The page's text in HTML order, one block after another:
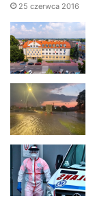
25 czerwca 2016